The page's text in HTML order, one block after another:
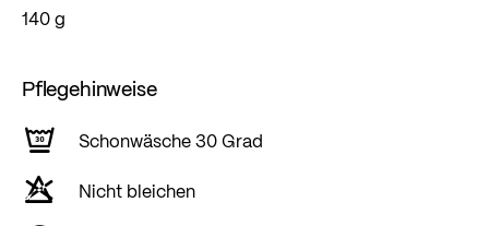
140 g
Pflegehinweise
Schonwäsche 30 Grad
Nicht bleichen